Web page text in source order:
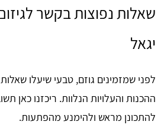
שאלות נפוצות בקשר
יגאל
לפני שמזמינים גוזם, טבעי שיעלו
ההכנות והעלויות הנלוות. ריכזנו כאן
להתכונן מראש ולהימנע מהפתעות.